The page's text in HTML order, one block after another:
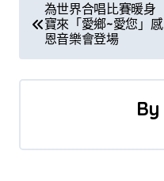
章
導
為世界合唱比賽暖身
寶來「愛鄉~愛您」感
恩音樂會登場
By